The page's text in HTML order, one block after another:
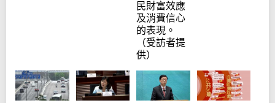
民財富效應
及消費信心
的表現。
（受訪者提
供）